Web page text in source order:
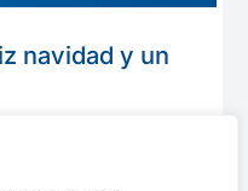
navidad y un
queremos